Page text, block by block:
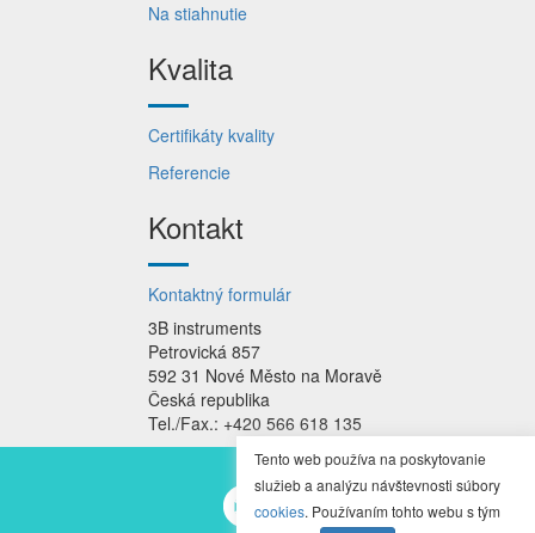
Na stiahnutie
Kvalita
Certifikáty kvality
Referencie
Kontakt
Kontaktný formulár
3B instruments
Petrovická 857
592 31 Nové Město na Moravě
Česká republika
Tel./Fax.: +420 566 618 135
Tento web používa na poskytovanie
služieb a analýzu návštevnosti súbory
cookies. Používaním tohto webu s tým